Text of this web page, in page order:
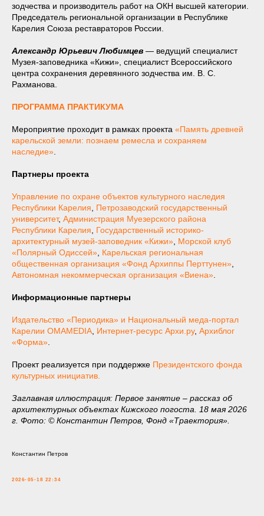
зодчества и производитель работ на ОКН высшей категории.
Председатель региональной организации в Республике
Карелия Союза реставраторов России.
Александр Юрьевич Любимцев — ведущий специалист
Музея-заповедника «Кижи», специалист Всероссийского
центра сохранения деревянного зодчества им. В. С.
Рахманова.
ПРОГРАММА ПРАКТИКУМА
Мероприятие проходит в рамках проекта «Память древней
карельской земли: познаем ремесла и сохраняем
наследие»
Партнеры проекта
Управление по охране объектов культурного наследия
Республики Карелия
Петрозаводский государственный
университет, Администрация Муезерского района
Республики Карелия
Государственный историко-
архитектурный музей-заповедник «Кижи» Морской клуб
«Полярный Одиссей» Карельская региональная
общественная организация «Фонд Архиппы Перттунен»
Автономная некоммерческая организация «Виена»
Информационные партнеры
Издательство «Периодика» и Национальный меда-портал
Карелии OMAMEDIA Интернет-ресурс Архи.ру, Архиблог
«Форма»
Проект реализуется при поддержке Президентского фонда
культурных инициатив.
Заглавная иллюстрация: Первое занятие – рассказ об
архитектурных объектах Кижского погоста. 18 мая 2026
г. Фото: © Константин Петров, Фонд «Траектория».
Константин Петров
2026-05-18 22:34